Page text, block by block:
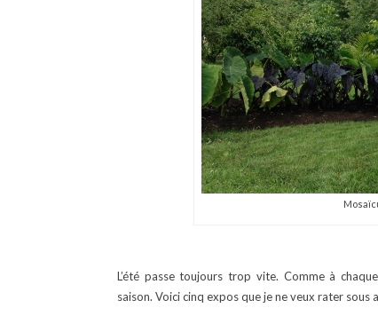
L’été passe toujours trop vite. Comme à
saison. Voici cinq expos que je ne veux rater sous